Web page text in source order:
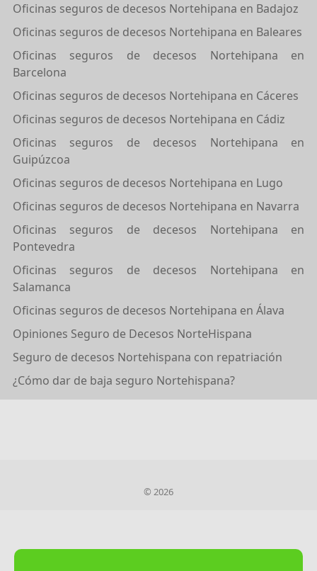
Oficinas seguros de decesos Nortehipana en Badajoz
Oficinas seguros de decesos Nortehipana en Baleares
Oficinas seguros de decesos Nortehipana en
Barcelona
Oficinas seguros de decesos Nortehipana en Cáceres
Oficinas seguros de decesos Nortehipana en Cádiz
Oficinas seguros de decesos Nortehipana en
Guipúzcoa
Oficinas seguros de decesos Nortehipana en Lugo
Oficinas seguros de decesos Nortehipana en Navarra
Oficinas seguros de decesos Nortehipana en
Pontevedra
Oficinas seguros de decesos Nortehipana en
Salamanca
Oficinas seguros de decesos Nortehipana en Álava
Opiniones Seguro de Decesos NorteHispana
Seguro de decesos Nortehispana con repatriación
¿Cómo dar de baja seguro Nortehispana?
© 2026